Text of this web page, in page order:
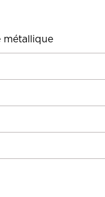
métallique